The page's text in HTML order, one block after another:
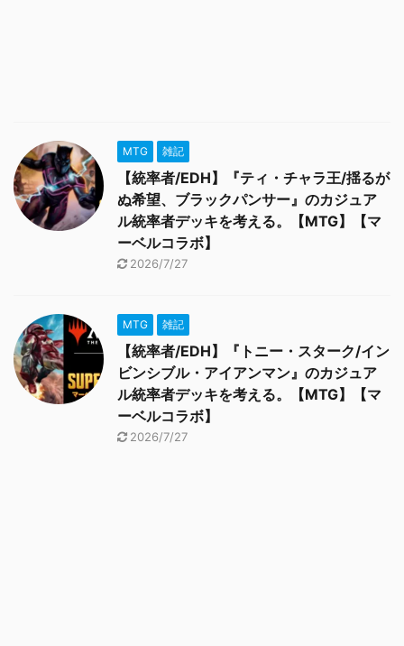
MTG 雑記
【統率者/EDH】『ティ・チャラ王/揺るが
ぬ希望、ブラックパンサー』のカジュア
ル統率者デッキを考える。【MTG】【マ
ーベルコラボ】
2026/7/27
MTG 雑記
【統率者/EDH】『トニー・スターク/イン
ビンシブル・アイアンマン』のカジュア
ル統率者デッキを考える。【MTG】【マ
ーベルコラボ】
2026/7/27